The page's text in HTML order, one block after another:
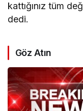
kattığınız tüm
dedi.
Göz Atın